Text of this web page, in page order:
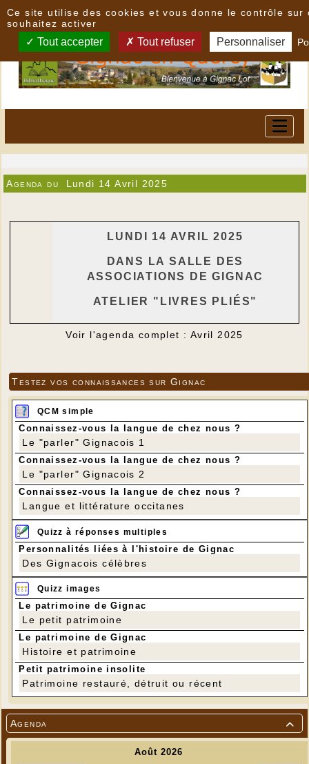

Agenda
Agenda du Lundi 14 Avril 2025
LUNDI 14 AVRIL 2025
DANS LA SALLE DES
ASSOCIATIONS DE GIGNAC
ATELIER "LIVRES PLIÉS"
Voir l'agenda complet : Avril 2025
Testez vos connaissances sur Gignac
QCM simple
Connaissez-vous la langue de chez nous ?
Le "parler" Gignacois 1
Connaissez-vous la langue de chez nous ?
Le "parler" Gignacois 2
Connaissez-vous la langue de chez nous ?
Langue et littérature occitanes
Quizz à réponses multiples
Personnalités liées à l'histoire de Gignac
Des Gignacois célèbres
Quizz images
Le patrimoine de Gignac
Le petit patrimoine
Le patrimoine de Gignac
Histoire et patrimoine
Petit patrimoine insolite
Patrimoine restauré, détruit ou récent
Ce site utilise des cookies et vous donne le contrôle sur
souhaitez activer
Tout accepter Tout refuser Personnaliser